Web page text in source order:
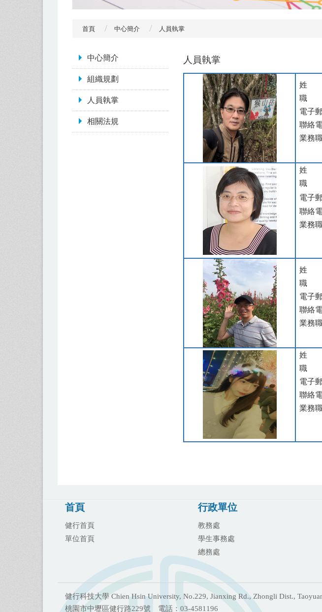
首頁 中心簡介 人員執掌
中心簡介
組織規劃
人員執掌
相關法規
人員執掌
姓
職 稱
電子
聯絡
業務
跨
姓
職 稱
電子
聯絡
業務
資
姓
職
電子
聯絡
業務
協
姓
職
電子
聯絡
業務
議
報
首頁
健行首頁
單位首頁
行政單位
教務處
學生事務處
總務處
健行科技大學 Chien Hsin University, No.229, Jianxing Rd., Zhongli Dist.,
桃園市中壢區健行路229號 電話：03-4581196